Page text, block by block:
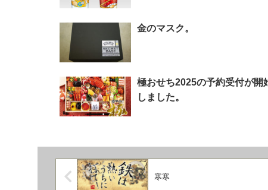
金のマスク。
極おせち2025の予約受付が開
しました。
寒寒